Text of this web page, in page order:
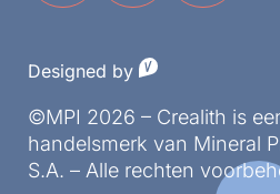
©MPI 2026 – Crealith is
handelsmerk van Mineral
S.A. – Alle rechten
Designed by